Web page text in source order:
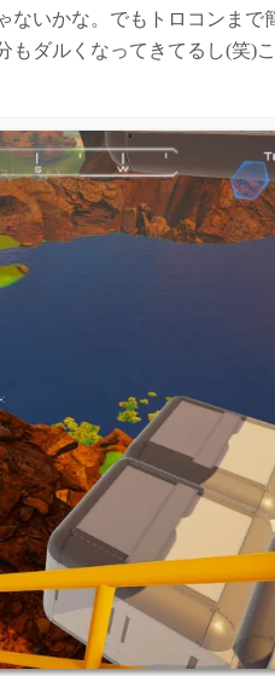
いかな。でもトロコンまで
ダルくなってきてるし(笑)